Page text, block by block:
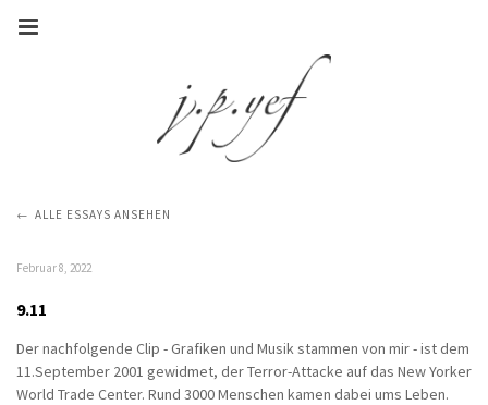
ALLE ESSAYS ANSEHEN
Februar 8, 2022
9.11
Der nachfolgende Clip - Grafiken und Musik stammen von mir - ist dem
11.September 2001 gewidmet, der Terror-Attacke auf das New Yorker
World Trade Center. Rund 3000 Menschen kamen dabei ums Leben.